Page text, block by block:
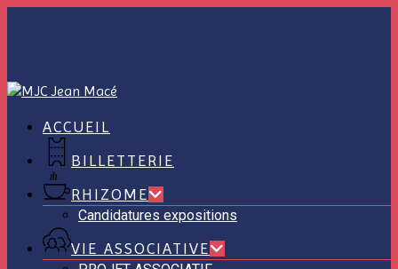
ACCUEIL
BILLETTERIE
RHIZOME
Candidatures expositions
VIE ASSOCIATIVE